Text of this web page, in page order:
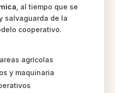
, al tiempo que se
salvaguarda de la
cooperativo.
agrícolas
y maquinaria